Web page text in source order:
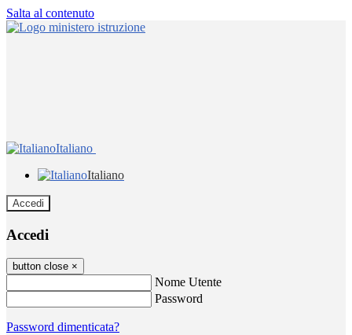
Salta al contenuto
Italiano
Italiano
Accedi
Accedi
button close ×
Nome Utente
Password
Password dimenticata?